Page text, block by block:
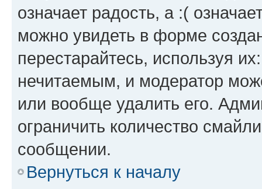
означает радость, а :(
можно увидеть в форме
перестарайтесь, используя
нечитаемым, и модератор
или вообще удалить его.
ограничить количество
сообщении.
Вернуться к началу